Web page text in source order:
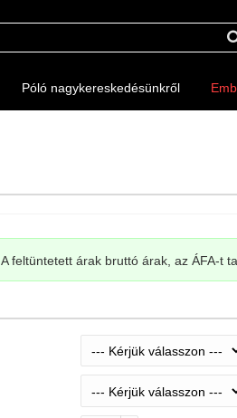
Póló nagykereskedésünkről
A feltüntetett árak bruttó árak, az ÁFA-t